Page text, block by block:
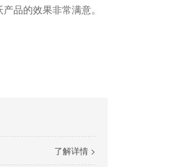
品的效果非常满意。
了解详情 >